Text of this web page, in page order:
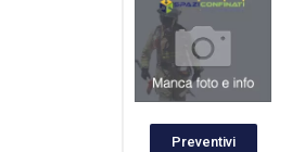
Preventivi